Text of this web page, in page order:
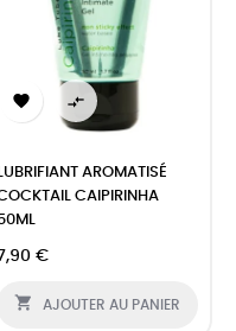
 
LUBRIFIANT AROMATISÉ
CAIPIRINHA
€
 AJOUTER AU PANIER